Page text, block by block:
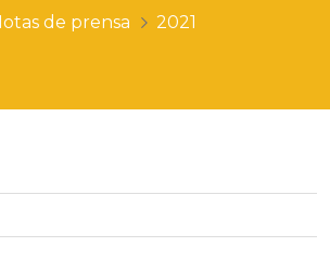
de prensa 2021